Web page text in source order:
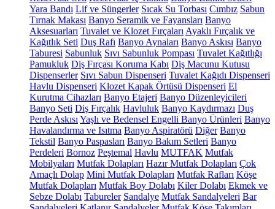
Yara Bandı Lif ve Süngerler Sıcak Su Torbası Cımbız Sabun
Tırnak Makası Banyo Seramik ve Fayansları Banyo
Aksesuarları Tuvalet ve Klozet Fırçaları Ayaklı Fırçalık ve
Kağıtlık Seti Duş Rafı Banyo Aynaları Banyo Askısı Banyo
Taburesi Sabunluk Sıvı Sabunluk Pompası Tuvalet Kağıtlığı
Pamukluk Diş Fırçası Koruma Kabı Diş Macunu Kutusu
Dispenserler Sıvı Sabun Dispenseri Tuvalet Kağıdı Dispenseri
Havlu Dispenseri Klozet Kapak Örtüsü Dispenseri El
Kurutma Cihazları Banyo Etajeri Banyo Düzenleyicileri
Banyo Seti Diş Fırçalık Havluluk Banyo Kaydırmazı Duş
Perde Askısı Yaşlı ve Bedensel Engelli Banyo Ürünleri Banyo
Havalandırma ve Isıtma Banyo Aspiratörü Diğer Banyo
Tekstil Banyo Paspasları Banyo Bakım Setleri Banyo
Perdeleri Bornoz Peştemal Havlu MUTFAK Mutfak
Mobilyaları Mutfak Dolapları Hazır Mutfak Dolapları Çok
Amaçlı Dolap Mini Mutfak Dolapları Mutfak Rafları Köşe
Mutfak Dolapları Mutfak Boy Dolabı Kiler Dolabı Ekmek ve
Sebze Dolabı Tabureler Sandalye Mutfak Sandalyeleri Bar